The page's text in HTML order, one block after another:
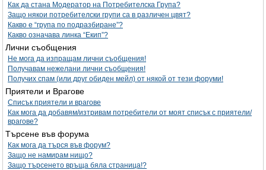
Как да стана Модератор на Потребителска Група?
Защо някои потребителски групи са в различен цвят?
Какво е “група по подразбиране”?
Какво означава линка “Екип”?
Лични съобщения
Не мога да изпращам лични съобщения!
Получавам нежелани лични съобщения!
Получих спам (или друг обиден мейл) от някой от тези форуми!
Приятели и Врагове
Списък приятели и врагове
Как мога да добавям/изтривам потребители от моят списък с приятели/
врагове?
Търсене във форума
Как мога да търся във форум?
Защо не намирам нищо?
Защо търсенето връща бяла страница!?